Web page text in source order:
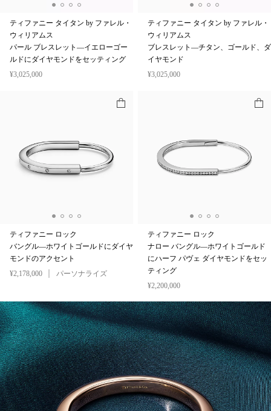
ティファニー タイタン by ファレル・
ウィリアムス
パール ブレスレット—イエローゴー
ルドにダイヤモンドをセッティング
¥3,025,000
ティファニー タイタン by ファレル・
ウィリアムス
ブレスレット—チタン、ゴールド、ダ
イヤモンド
¥3,025,000
ティファニー ロック
バングル—ホワイトゴールドにダイヤ
モンドのアクセント
¥2,178,000
パーソナライズ
ティファニー ロック
ナロー バングル—ホワイトゴールド
にハーフ パヴェ ダイヤモンドをセッ
ティング
¥2,200,000